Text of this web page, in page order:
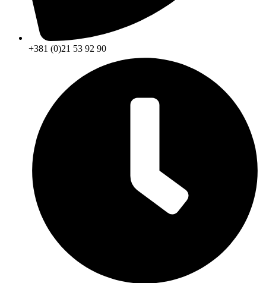
+381 (0)21 53 92 90